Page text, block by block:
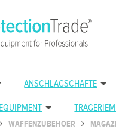
ANSCHLAGSCHÄFTE
WAFFENZUBEHOER